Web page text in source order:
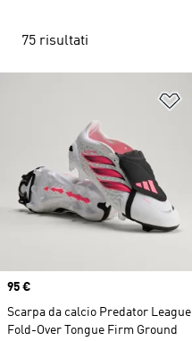
75 risultati
Price
95 €
Scarpa da calcio Predator League
Fold-Over Tongue Firm Ground